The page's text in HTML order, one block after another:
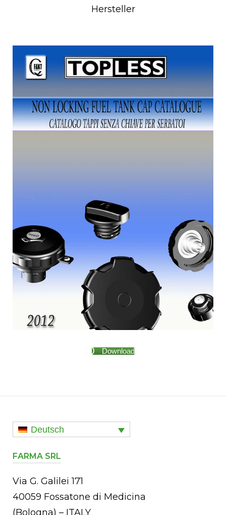
Hersteller
Download
Deutsch
FARMA SRL
Via G. Galilei 171
40059 Fossatone di Medicina
(Bologna) – ITALY